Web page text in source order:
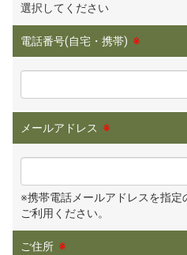
選択してください
電話番号(自宅・携帯) ※
メールアドレス ※
※携帯電話メールアドレスを指
ご利用ください。
ご住所 ※